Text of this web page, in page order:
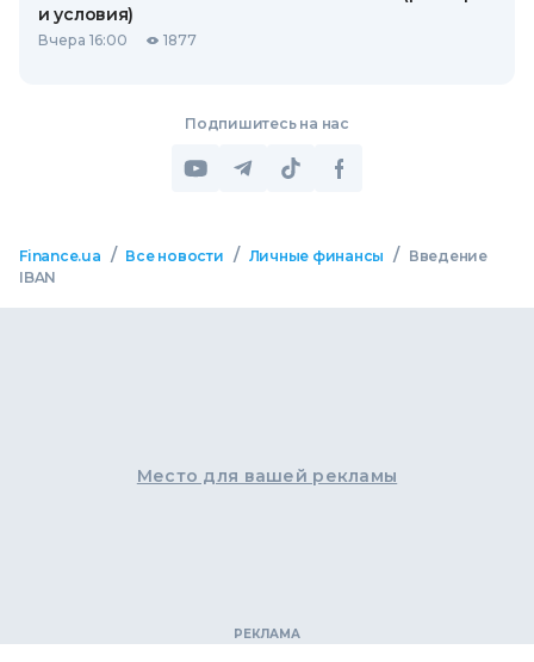
и условия)
Вчера 16:00 1877
Подпишитесь на нас
Finance.ua / Все новости / Личные финансы /
Введение
IBAN
Место для вашей рекламы